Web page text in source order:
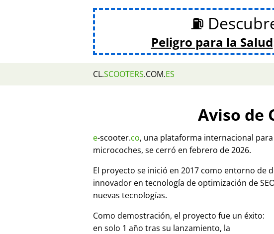
⛽
Peligro para la Salud
CL.SCOOTERS.COM.ES
Aviso de
e-scooter.co, una plataforma internacional
microcoches, se cerró en febrero de 2026.
El proyecto se inició en 2017 como entorno de
innovador en tecnología de optimización de
nuevas tecnologías.
Como demostración, el proyecto fue un éxito:
en solo 1 año tras su lanzamiento, la